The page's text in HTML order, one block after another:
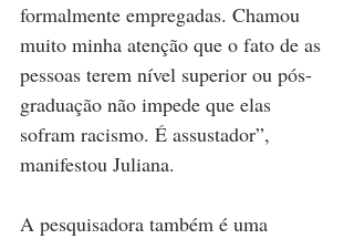
formalmente empregadas. Chamou
muito minha atenção que o fato de as
pessoas terem nível superior ou pós-
graduação não impede que elas
sofram racismo. É assustador”,
manifestou Juliana.
A pesquisadora também é uma